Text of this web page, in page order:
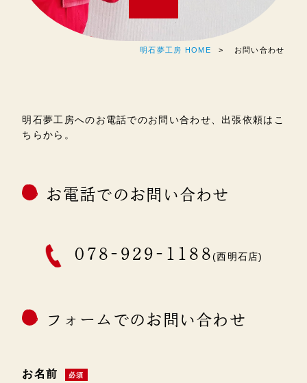
明石夢工房 HOME お問い合わせ
明石夢工房へのお電話でのお問い合わせ、出張依頼はこ
ちらから。
お電話でのお問い合わせ
078-929-1188(西明石店)
フォームでのお問い合わせ
お名前 必須